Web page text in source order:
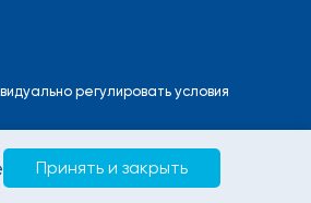
регулировать условия
Принять и закрыть